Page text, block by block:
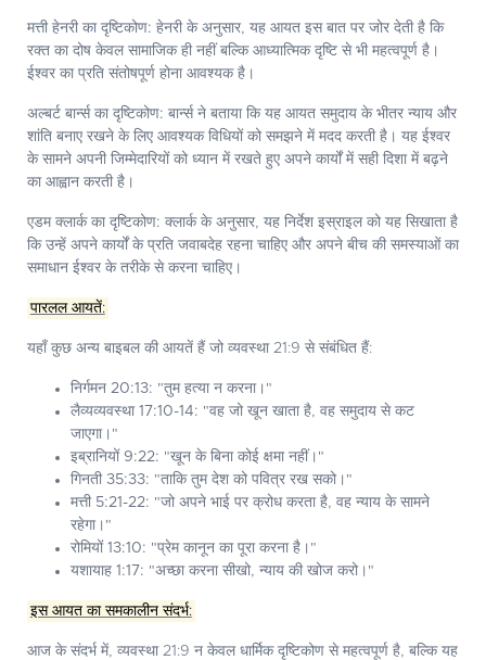
मत्ती हेनरी का दृष्टिकोण: हेनरी के अनुसार, यह आयत इस बात पर जोर देती है कि
रक्त का दोष केवल सामाजिक ही नहीं बल्कि आध्यात्मिक दृष्टि से भी महत्वपूर्ण है।
ईश्वर का प्रति संतोषपूर्ण होना आवश्यक है।
अल्बर्ट बार्न्स का दृष्टिकोण: बार्न्स ने बताया कि यह आयत समुदाय के भीतर न्याय और
शांति बनाए रखने के लिए आवश्यक विधियों को समझने में मदद करती है। यह ईश्वर
के सामने अपनी जिम्मेदारियों को ध्यान में रखते हुए अपने कार्यों में सही दिशा में बढ़ने
का आह्वान करती है।
एडम क्लार्क का दृष्टिकोण: क्लार्क के अनुसार, यह निर्देश इस्राइल को यह सिखाता है
कि उन्हें अपने कार्यों के प्रति जवाबदेह रहना चाहिए और अपने बीच की समस्याओं का
समाधान ईश्वर के तरीके से करना चाहिए।
पारलल आयतें:
यहाँ कुछ अन्य बाइबल की आयतें हैं जो व्यवस्था 21:9 से संबंधित हैं:
निर्गमन 20:13: "तुम हत्या न करना।"
लैव्यव्यवस्था 17:10-14: "वह जो खून खाता है, वह समुदाय से कट
जाएगा।"
इब्रानियों 9:22: "खून के बिना कोई क्षमा नहीं।"
गिनती 35:33: "ताकि तुम देश को पवित्र रख सको।"
मत्ती 5:21-22: "जो अपने भाई पर क्रोध करता है, वह न्याय के सामने
रहेगा।"
रोमियों 13:10: "प्रेम कानून का पूरा करना है।"
यशायाह 1:17: "अच्छा करना सीखो, न्याय की खोज करो।"
इस आयत का समकालीन संदर्भ:
आज के संदर्भ में, व्यवस्था 21:9 न केवल धार्मिक दृष्टिकोण से महत्वपूर्ण है, बल्कि यह